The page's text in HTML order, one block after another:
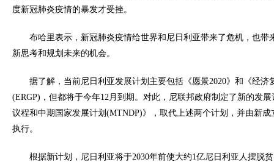
度新冠肺炎疫情的暴发才受挫。
布哈里表示，新冠肺炎疫情给世界和尼日利亚带来了危机，也带
新思考和规划未来的机会。
据了解，当前尼日利亚发展计划主要包括《愿景2020》和《经济
(ERGP)，但都将于今年12月到期。对此，尼联邦政府制定了新的发
议程和中期国家发展计划(MTNDP)》，取代上述两个计划，并由新
执行。
根据新计划，尼日利亚将于2030年前使大约1亿尼日利亚人摆脱